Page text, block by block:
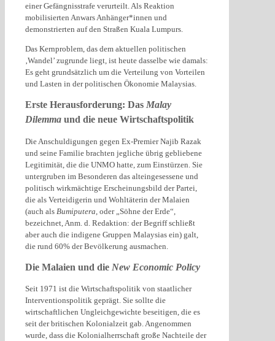
einer Gefängnisstrafe verurteilt. Als Reaktion
mobilisierten Anwars Anhänger*innen und
demonstrierten auf den Straßen Kuala Lumpurs.
Das Kernproblem, das dem aktuellen politischen
‚Wandel’ zugrunde liegt, ist heute dasselbe wie damals:
Es geht grundsätzlich um die Verteilung von Vorteilen
und Lasten in der politischen Ökonomie Malaysias.
Erste Herausforderung: Das Malay
Dilemma und die neue Wirtschaftspolitik
Die Anschuldigungen gegen Ex-Premier Najib Razak
und seine Familie brachten jegliche übrig gebliebene
Legitimität, die die UNMO hatte, zum Einstürzen. Sie
untergruben im Besonderen das alteingesessene und
politisch wirkmächtige Erscheinungsbild der Partei,
die als Verteidigerin und Wohltäterin der Malaien
(auch als Bumiputera , oder „Söhne der Erde“,
bezeichnet, Anm. d. Redaktion: der Begriff schließt
aber auch die indigene Gruppen Malaysias ein) galt,
die rund 60% der Bevölkerung ausmachen.
Die Malaien und die New Economic Policy
Seit 1971 ist die Wirtschaftspolitik von staatlicher
Interventionspolitik geprägt. Sie sollte die
wirtschaftlichen Ungleichgewichte beseitigen, die es
seit der britischen Kolonialzeit gab. Angenommen
wurde, dass die Kolonialherrschaft große Nachteile der